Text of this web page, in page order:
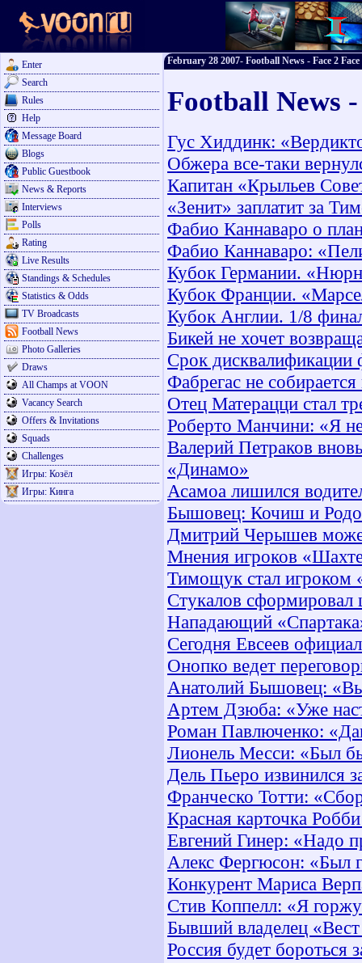
Enter
Search
Rules
Help
Message Board
Blogs
Public Guestbook
News & Reports
Interviews
Polls
Rating
Live Results
Standings & Schedules
Statistics & Odds
TV Broadcasts
Football News
Photo Galleries
Draws
All Champs at VOON
Vacancy Search
Offers & Invitations
Squads
Challenges
Игры: Козёл
Игры: Кинга
February 28 2007- Football News - Face 2
Football News
Гус Хиддинк:
Обжера все-таки
Капитан «Крыльев
«Зенит» заплатит за
Фабио Каннаваро о
Фабио Каннаваро:
Кубок Германии.
Кубок Франции.
Кубок Англии. 1/8
Бикей не хочет
Срок дисквалификации
Фабрегас не
Отец Матерацци стал
Роберто Манчини: «Я
Валерий Петраков
«Динамо»
Асамоа лишился
Бышовец: Кочиш и
Дмитрий Черышев
Мнения игроков
Тимощук стал игроком
Стукалов
Нападающий
Сегодня Евсеев
Онопко ведет
Анатолий Бышовец:
Артем Дзюба: «Уже
Роман Павлюченко:
Лионель Месси: «Был
Дель Пьеро извинился
Франческо Тотти:
Красная карточка
Евгений Гинер: «Надо
Алекс Фергюсон: «Был
Конкурент Мариса
Стив Коппелл: «Я
Бывший владелец «Вест
Россия будет бороться